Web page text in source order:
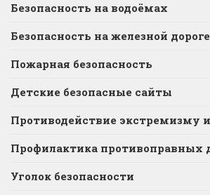
Безопасность на водоёмах
Безопасность на железной дороге
Пожарная безопасность
Детские безопасные сайты
Противодействие экстремизму
Профилактика противоправных
Уголок безопасности